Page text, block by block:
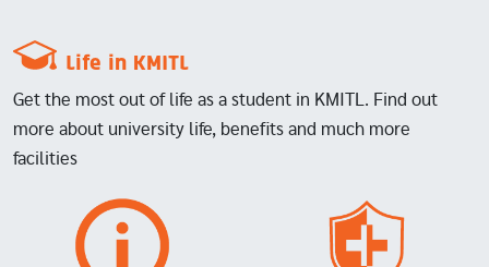
Life in KMITL
Get the most out of life as a student in KMITL. Find out
more about university life, benefits and much more
facilities
Image Image